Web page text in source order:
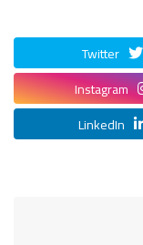
Twitter
Instagram
LinkedIn